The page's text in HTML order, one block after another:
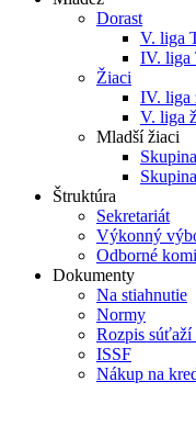
Dorast
V. liga
IV. liga
Žiaci
IV. liga
V. liga
Mladší žiaci
Štruktúra
Sekretariát
Výkonný
Odborné
Dokumenty
Na stiahnutie
Normy
Rozpis
ISSF
Nákup na